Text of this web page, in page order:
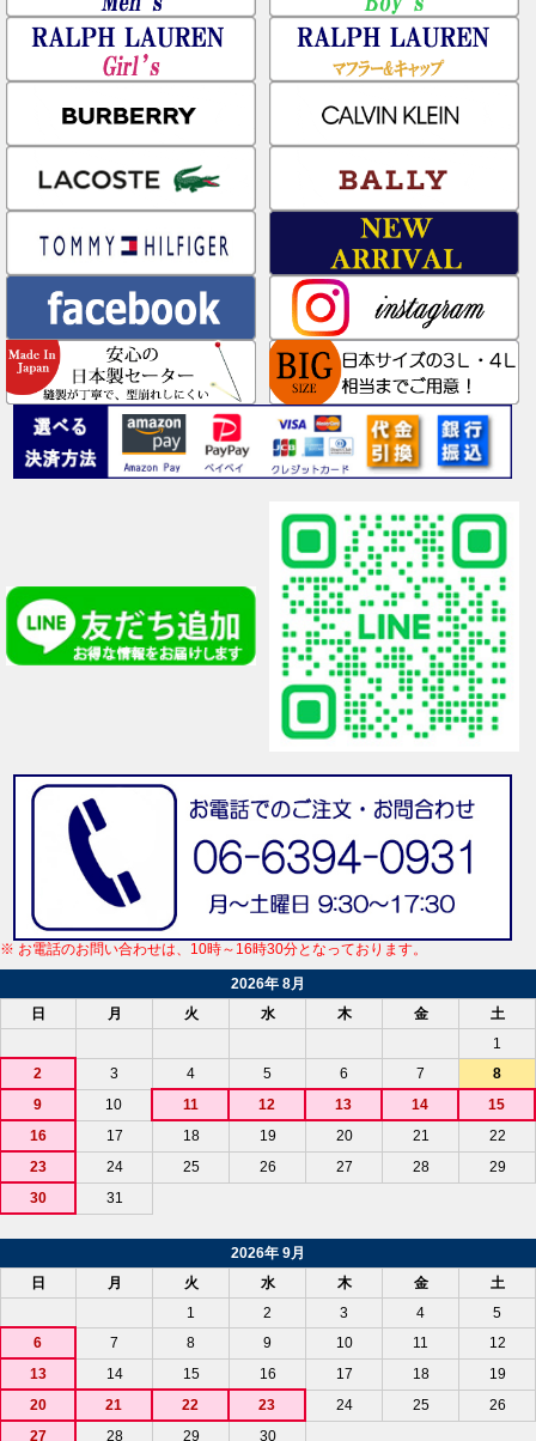
※ お電話のお問い合わせは、10時～16時30分となっております。
2026年 8月
日
月 火 水 木 金
土
1
2
3 4 5 6 7
8
9
10 11 12 13 14
15
16
17 18 19 20 21
22
23
24 25 26 27 28
29
30
31
2026年 9月
日
月 火 水 木 金
土
1
2 3 4
5
6
7 8 9 10 11
12
13
14 15 16 17 18
19
20
21 22 23 24 25
26
27
28 29 30